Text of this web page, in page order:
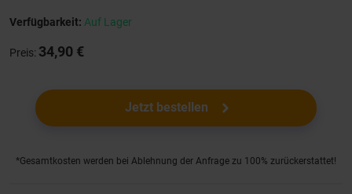
Verfügbarkeit: Auf Lager
Preis: 34,90 €
Jetzt bestellen
*Gesamtkosten werden bei Ablehnung der Anfrage zu 100% zurückerstattet!